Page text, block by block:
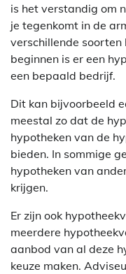
is het verstandig om
je tegenkomt in de
verschillende soorten
beginnen is er een
een bepaald bedrijf.
Dit kan bijvoorbeeld
meestal zo dat de
hypotheken van de
bieden. In sommige
hypotheken van
krijgen.
Er zijn ook
meerdere
aanbod van al deze
keuze maken.